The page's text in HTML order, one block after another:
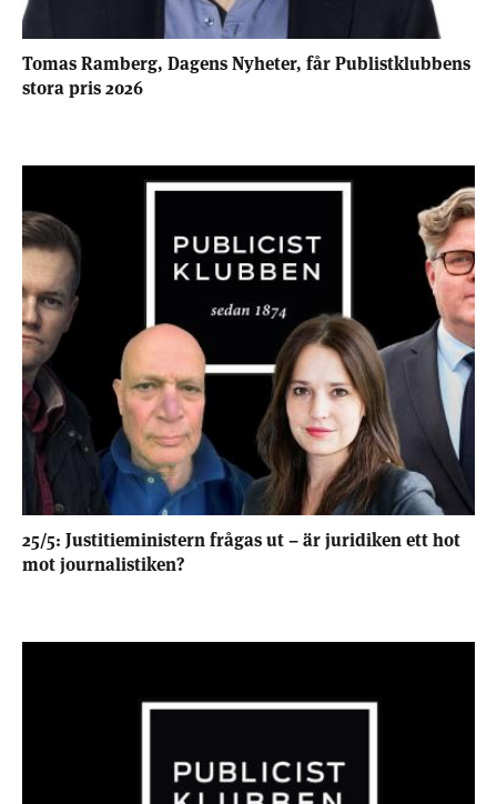
Tomas Ramberg, Dagens Nyheter, får Publistklubbens
stora pris 2026
25/5: Justitieministern frågas ut – är juridiken ett hot
mot journalistiken?